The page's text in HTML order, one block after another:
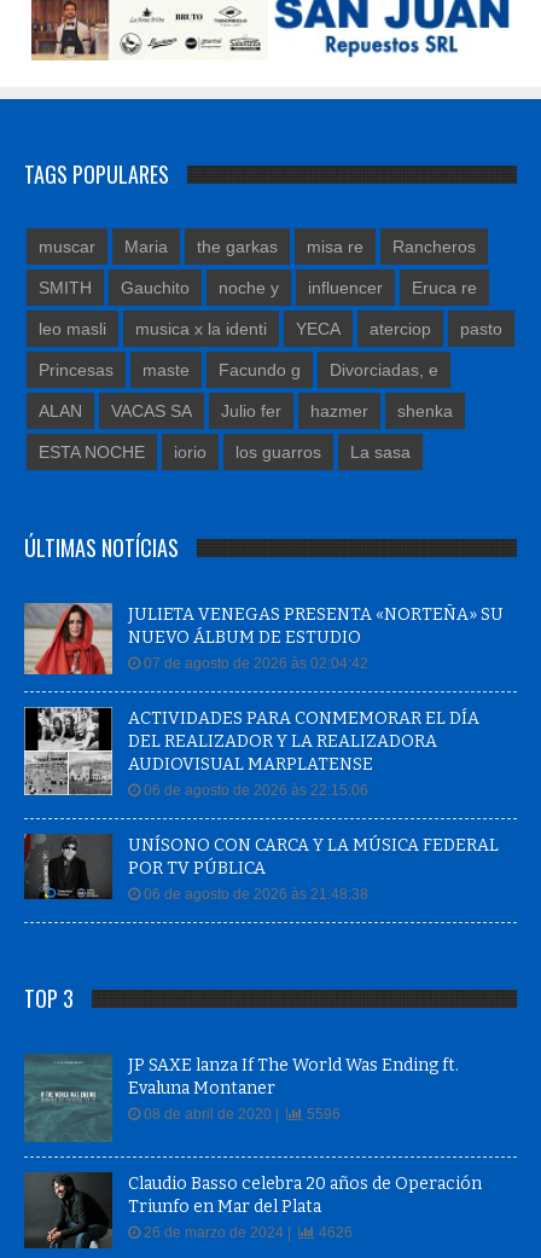
TAGS POPULARES
muscar Maria the garkas misa re Rancheros
SMITH Gauchito noche y influencer Eruca re
leo masli musica x la identi YECA aterciop pasto
Princesas maste Facundo g Divorciadas, e
ALAN VACAS SA Julio fer hazmer shenka
ESTA NOCHE iorio los guarros La sasa
ÚLTIMAS NOTÍCIAS
JULIETA VENEGAS PRESENTA «NORTEÑA» SU
NUEVO ÁLBUM DE ESTUDIO
07 de agosto de 2026 às 02:04:42
ACTIVIDADES PARA CONMEMORAR EL DÍA
DEL REALIZADOR Y LA REALIZADORA
AUDIOVISUAL MARPLATENSE
06 de agosto de 2026 às 22:15:06
UNÍSONO CON CARCA Y LA MÚSICA FEDERAL
POR TV PÚBLICA
06 de agosto de 2026 às 21:48:38
TOP 3
JP SAXE lanza If The World Was Ending ft.
Evaluna Montaner
08 de abril de 2020 | 5596
Claudio Basso celebra 20 años de Operación
Triunfo en Mar del Plata
26 de marzo de 2024 | 4626